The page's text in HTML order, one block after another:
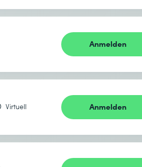
Anmelden
Virtuell Anmelden